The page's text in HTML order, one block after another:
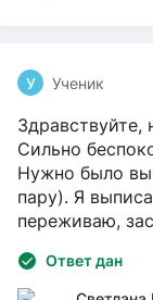
У Ученик
Здравствуйте,
Сильно
Нужно было
пару). Я
переживаю,
Ответ дан